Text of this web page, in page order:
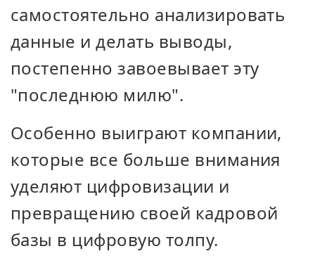
самостоятельно анализировать
данные и делать выводы,
постепенно завоевывает эту
"последнюю милю".
Особенно выиграют компании,
которые все больше внимания
уделяют цифровизации и
превращению своей кадровой
базы в цифровую толпу.